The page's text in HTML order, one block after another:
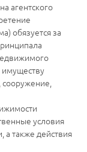
агентского
обязуется за
сооружение,
условия
а также действия